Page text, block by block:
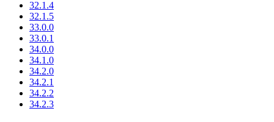
32.1.4
32.1.5
33.0.0
33.0.1
34.0.0
34.1.0
34.2.0
34.2.1
34.2.2
34.2.3